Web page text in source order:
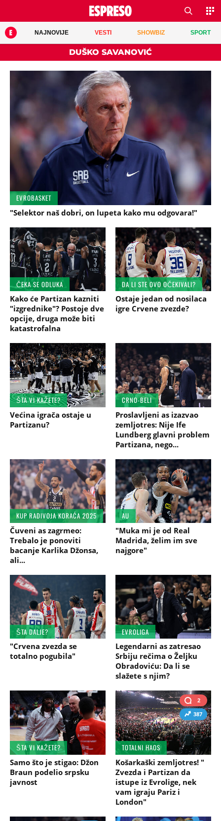
NAJNOVIJE VESTI SHOWBIZ SPORT
DUŠKO SAVANOVIĆ
EVROBASKET
"Selektor naš dobri, on lupeta kako mu odgovara!"
ČEKA SE ODLUKA
Kako će Partizan kazniti
"izgrednike"? Postoje dve
opcije, druga može biti
katastrofalna
DA LI STE OVO OČEKIVALI?
Ostaje jedan od nosilaca
igre Crvene zvezde?
ŠTA VI KAŽETE?
Većina igrača ostaje u
Partizanu?
CRNO-BELI
Proslavljeni as izazvao
zemljotres: Nije Ife
Lundberg glavni problem
Partizana, nego...
KUP RADIVOJA KORAĆA 2025
Čuveni as zagrmeo:
Trebalo je ponoviti
bacanje Karlika Džonsa,
ali...
AU
"Muka mi je od Real
Madrida, želim im sve
najgore"
ŠTA DALJE?
"Crvena zvezda se
totalno pogubila"
EVROLIGA
Legendarni as zatresao
Srbiju rečima o Željku
Obradoviću: Da li se
slažete s njim?
ŠTA VI KAŽETE?
Samo što je stigao: Džon
Braun podelio srpsku
javnost
2
387
TOTALNI HAOS
Košarkaški zemljotres! "
Zvezda i Partizan da
istupe iz Evrolige, nek
vam igraju Pariz i
London"